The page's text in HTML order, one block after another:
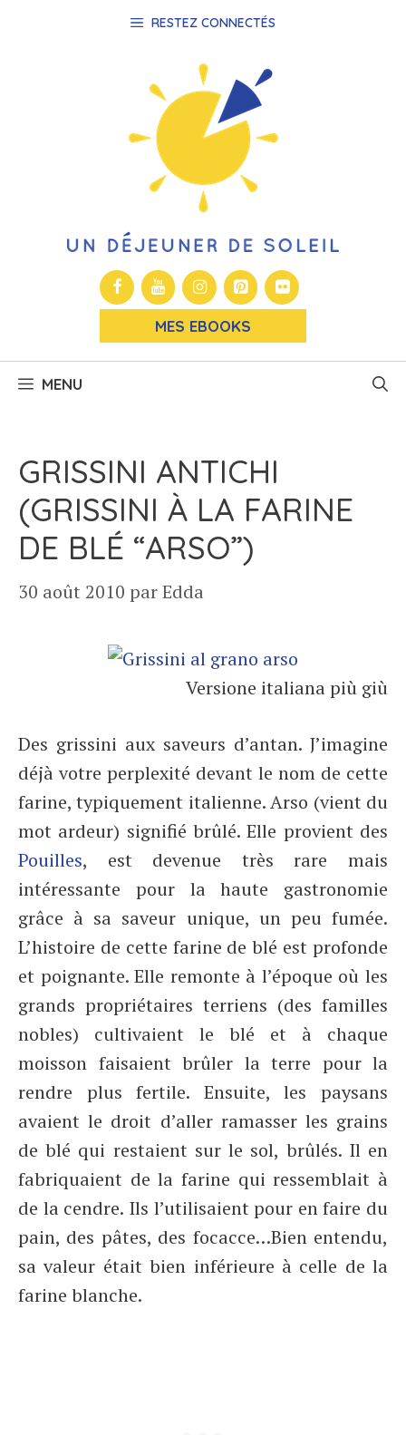
RESTEZ CONNECTÉS
MES EBOOKS
MENU
GRISSINI ANTICHI
(GRISSINI À LA FARINE
DE BLÉ “ARSO”)
30 août 2010 parEdda
Versione italiana più giù
Des grissini aux saveurs d’antan. J’imagine
déjà votre perplexité devant le nom de cette
farine, typiquement italienne. Arso (vient du
mot ardeur) signifié brûlé. Elle provient des
Pouilles, est devenue très rare mais
intéressante pour la haute gastronomie
grâce à sa saveur unique, un peu fumée.
L’histoire de cette farine de blé est profonde
et poignante. Elle remonte à l’époque où les
grands propriétaires terriens (des familles
nobles) cultivaient le blé et à chaque
moisson faisaient brûler la terre pour la
rendre plus fertile. Ensuite, les paysans
avaient le droit d’aller ramasser les grains
de blé qui restaient sur le sol, brûlés. Il en
fabriquaient de la farine qui ressemblait à
de la cendre. Ils l’utilisaient pour en faire du
pain, des pâtes, des focacce…Bien entendu,
sa valeur était bien inférieure à celle de la
farine blanche.